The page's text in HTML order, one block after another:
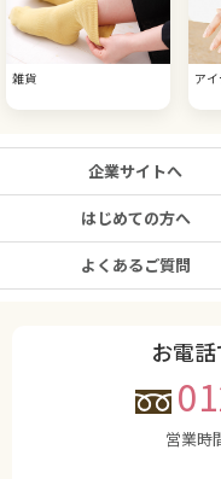
雑貨 ア
企業サイトへ
はじめての方へ
よくあるご質問
お電
営業時